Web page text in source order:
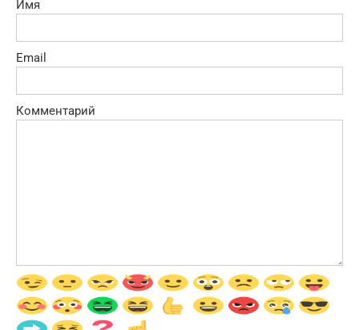
Имя
Email
Комментарий